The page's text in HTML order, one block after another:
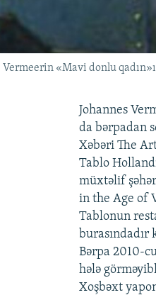
Vermeerin «Mavi donlu qadın»ı
Johannes
da bərpadan
Xəbəri The
Tablo
müxtəlif
in the Age of
Tablonun
Bərpa 2010-
hələ
Xoşbəxt